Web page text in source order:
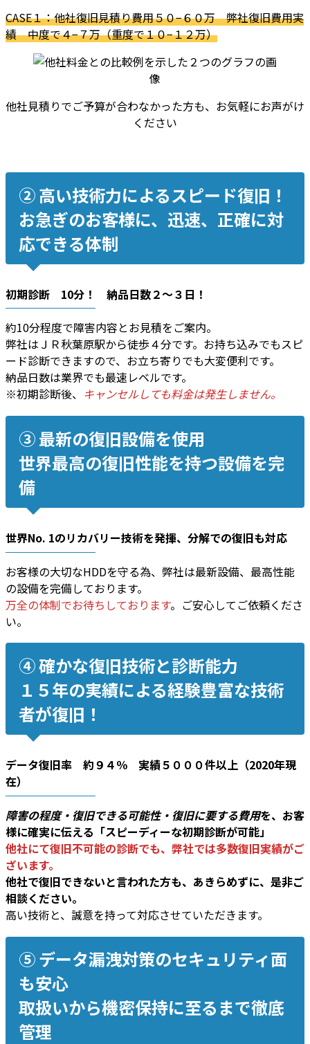
CASE１：他社復旧見積り費用５０−６０万 弊社復旧費用実
績 中度で４−７万（重度で１０−１２万）
他社見積りでご予算が合わなかった方も、お気軽にお声がけ
ください
② 高い技術力によるスピード復旧！
お急ぎのお客様に、迅速、正確に対
応できる体制
初期診断 10分！ 納品日数２〜３日！
約10分程度で障害内容とお見積をご案内。
弊社はＪＲ秋葉原駅から徒歩４分です。お持ち込みでもスピ
ード診断できますので、お立ち寄りでも大変便利です。
納品日数は業界でも最速レベルです。
※初期診断後、 キャンセルしても料金は発生しません。
③ 最新の復旧設備を使用
世界最高の復旧性能を持つ設備を完
備
世界No. 1のリカバリー技術を発揮、 分解での復旧も対応
お客様の大切なHDDを守る為、弊社は最新設備、最高性能
の設備を完備しております。
万全の体制でお待ちしております。ご安心してご依頼くださ
い。
④ 確かな復旧技術と診断能力
１５年の実績による経験豊富な技術
者が復旧！
データ復旧率 約９４％ 実績５０００件以上（2020年現
在）
障害の程度・復旧できる可能性・復旧に要する費用を、お客
様に確実に伝える「スピーディーな初期診断が可能」
他社にて復旧不可能の診断でも、弊社では多数復旧実績がご
ざいます。
他社で復旧できないと言われた方も、あきらめずに、是非ご
相談ください。
高い技術と、誠意を持って対応させていただきます。
⑤ データ漏洩対策のセキュリティ面
も安心
取扱いから機密保持に至るまで徹底
管理